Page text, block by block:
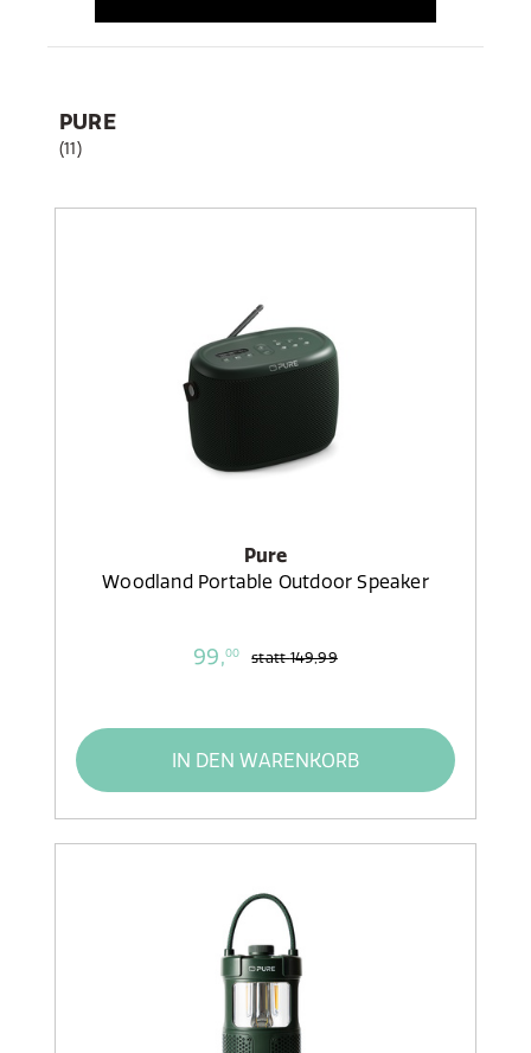
PURE
(11)
Pure
Woodland Portable Outdoor Speaker
99,00 statt149,99
IN DEN WARENKORB